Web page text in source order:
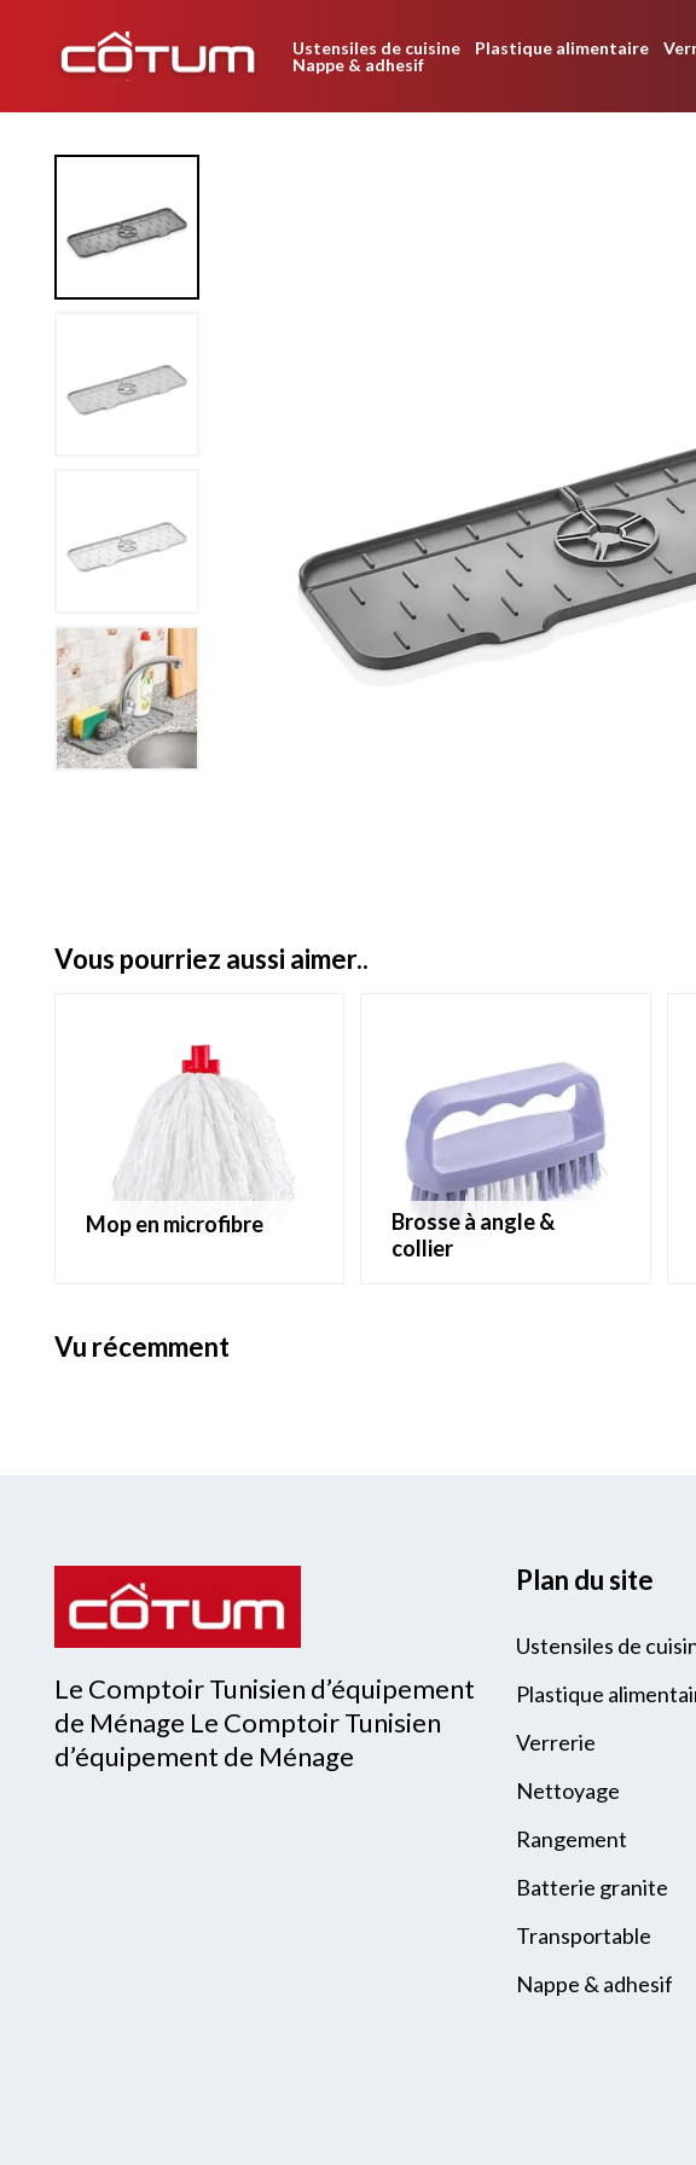
Ustensiles de cuisine Plastique alimentaire
Nappe & adhesif
vous pourriez aussi aimer..
mop en microfibre
brosse à angle &
collier
vu récemment
Le Comptoir Tunisien d’équipement
de Ménage Le Comptoir Tunisien
d’équipement de Ménage
Plan du site
Ustensiles de
Plastique
Verrerie
Nettoyage
Rangement
Batterie granite
Transportable
Nappe & adhesif